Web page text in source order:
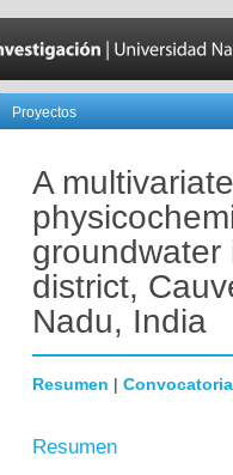
Proyectos
A
district,
Nadu, India
Resumen | Convocatoria
Resumen